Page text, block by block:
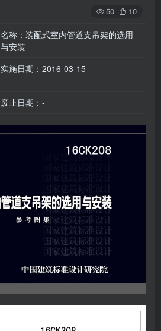
50 10
名称：装配式室内管道支吊架的选用
与安装
实施日期：2016-03-15
废止日期：-